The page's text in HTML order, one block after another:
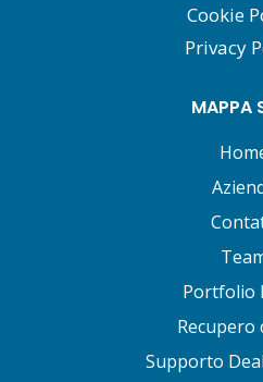
Cookie
Privacy
MAPPA
Portfolio
Recupero
Supporto